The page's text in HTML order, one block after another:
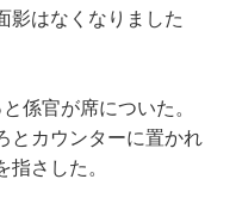
影はなくなりました
係官が席についた。
とカウンターに置かれ
さした。